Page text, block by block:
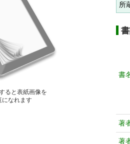
ると表紙画像を
になれます
所
書
著
著